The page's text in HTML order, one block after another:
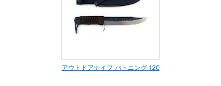
アウトドアナイフ バトニング 120